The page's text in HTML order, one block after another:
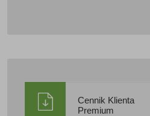
Cennik Klienta
Premium